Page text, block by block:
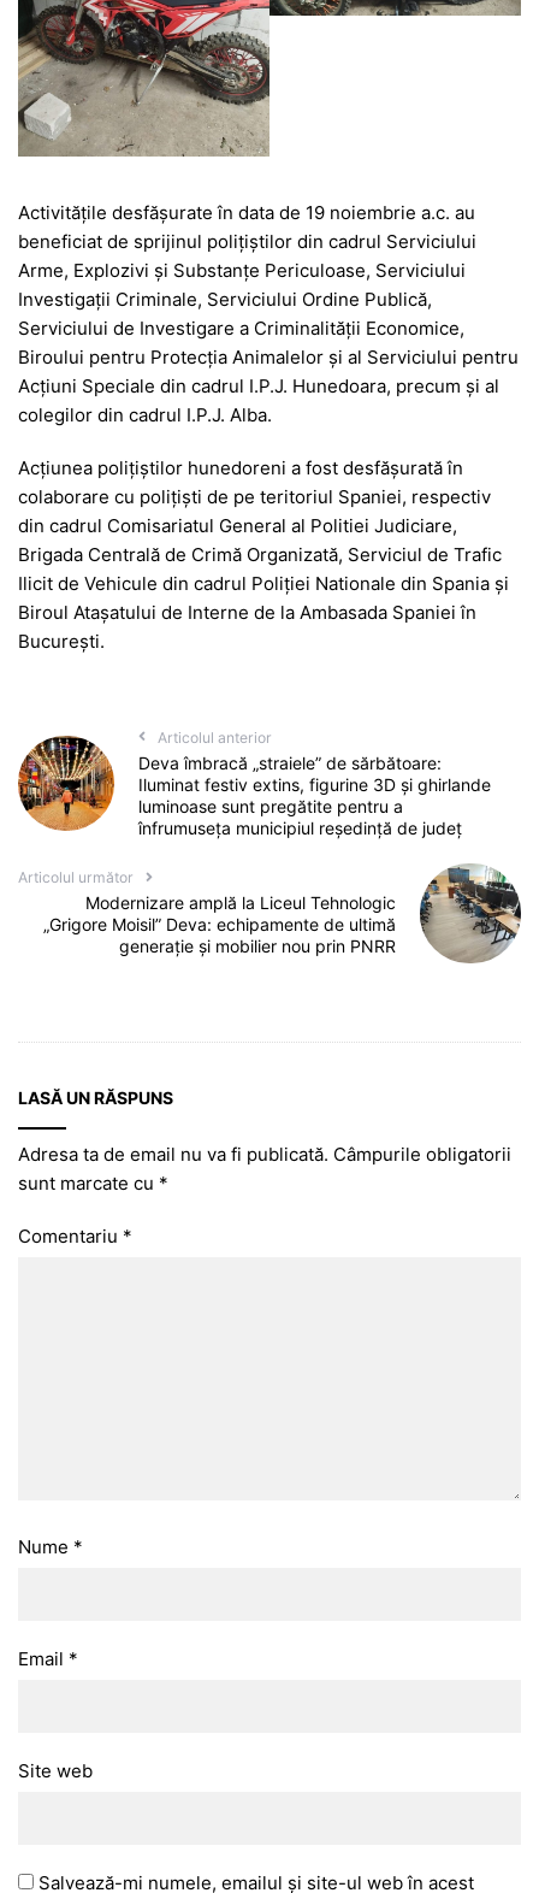
Activitățile desfășurate în data de 19 noiembrie a.c. au
beneficiat de sprijinul polițiștilor din cadrul Serviciului
Arme, Explozivi și Substanțe Periculoase, Serviciului
Investigații Criminale, Serviciului Ordine Publică,
Serviciului de Investigare a Criminalității Economice,
Biroului pentru Protecția Animalelor și al Serviciului pentru
Acțiuni Speciale din cadrul I.P.J. Hunedoara, precum și al
colegilor din cadrul I.P.J. Alba.
Acțiunea polițiștilor hunedoreni a fost desfășurată în
colaborare cu polițiști de pe teritoriul Spaniei, respectiv
din cadrul Comisariatul General al Politiei Judiciare,
Brigada Centrală de Crimă Organizată, Serviciul de Trafic
Ilicit de Vehicule din cadrul Poliției Nationale din Spania și
Biroul Atașatului de Interne de la Ambasada Spaniei în
București.
Articolul anterior
Deva îmbracă „straiele” de sărbătoare:
Iluminat festiv extins, figurine 3D și ghirlande
luminoase sunt pregătite pentru a
înfrumuseța municipiul reședință de județ
Articolul următor
Modernizare amplă la Liceul Tehnologic
„Grigore Moisil” Deva: echipamente de ultimă
generație și mobilier nou prin PNRR
LASĂ UN RĂSPUNS
Adresa ta de email nu va fi publicată. Câmpurile obligatorii
sunt marcate cu *
Comentariu *
Nume *
Email *
Site web
Salvează-mi numele, emailul și site-ul web în acest